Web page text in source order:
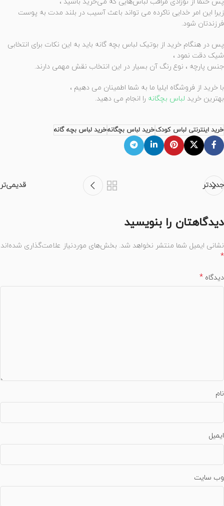
زیرا این امر خدایی ناکرده می تواند باعث آسیب در بلند مدت به پوست
فرزندتان شود.
پس در هنگام خرید از بوتیک لباس بچه گانه باید به این نکات برای انتخابی
شیک دقت نمود ،
جنس پارچه ، نوع رنگ آن بسیار در این انتخاب نقش مهمی دارند.
با خرید از فروشگاه ایلیا ما به شما اطمینان می دهیم ،
بهترین خرید لباس بچگانه را انجام می دهید.
خرید اینترنتی لباس کودکخرید لباس بچگانهخرید لباس بچه گانه
جدیدتر قدیمی‌تر
دیدگاهتان را بنویسید
نشانی ایمیل شما منتشر نخواهد شد. بخش‌های موردنیاز علامت‌گذاری شده‌اند
*
دیدگاه *
نام
ایمیل
وب‌ سایت